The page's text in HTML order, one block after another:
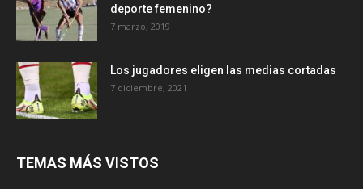
deporte femenino?
7 marzo, 2019
Los jugadores eligen las medias cortadas
7 diciembre, 2021
TEMAS MÁS VISTOS